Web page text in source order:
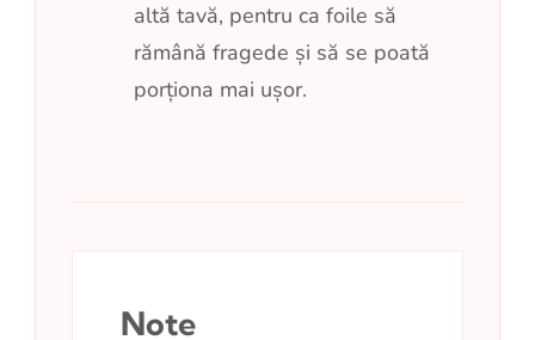
altă tavă, pentru ca foile să
rămână fragede și să se poată
porționa mai ușor.
Note